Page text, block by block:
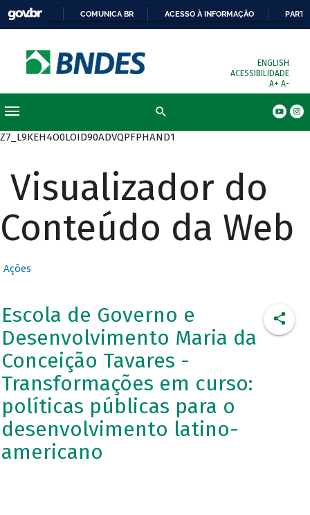
COMUNICA BR ACESSO À INFORMAÇÃO
ENGLISH
ACESSIBILIDADE
A+ A-
Z7_L9KEH4O0LOID90ADVQPFPHAND1
Visualizador do
Conteúdo da Web
Ações
Escola de Governo e
Desenvolvimento Maria da
Conceição Tavares -
Transformações em curso:
políticas públicas para o
desenvolvimento latino-
americano